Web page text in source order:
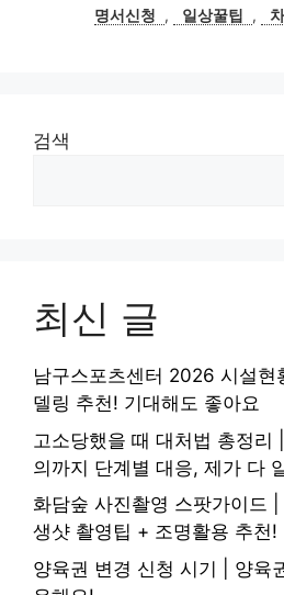
명서신청
, 일상꿀팁 ,
검색
최신 글
남구스포츠센터 2026 시설현
델링 추천! 기대해도 좋아요
고소당했을 때 대처법 총정리
의까지 단계별 대응, 제가 다
화담숲 사진촬영 스팟가이드
생샷 촬영팁 + 조명활용 추천!
양육권 변경 신청 시기 | 양육